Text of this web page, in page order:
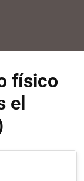
físico
el